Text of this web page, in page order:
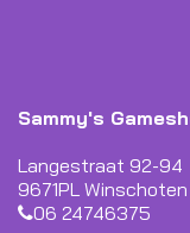
Sammy's
Langestraat 92-94
9671PL Winschoten
06 24746375